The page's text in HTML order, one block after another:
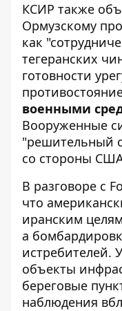
КСИР также
Ормузскому
как
тегеранских
готовности
военными
Вооруженные
"решительный
со стороны
В разговоре с
что
иранским
а
истребителей.
объекты
береговые
наблюдения